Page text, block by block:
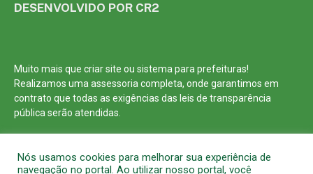
DESENVOLVIDO POR CR2
Muito mais que criar site ou sistema para prefeituras!
Realizamos umaassessoriacompleta, onde garantimos em
contrato que todas as exigências das leis de transparência
públicaserão atendidas.
Nós usamos cookies para melhorar sua experiência de
navegação no portal. Ao utilizar nosso portal, você